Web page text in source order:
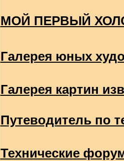
МОЙ ПЕРВЫЙ
Галерея юных
Галерея картин
Путеводитель по
Технические